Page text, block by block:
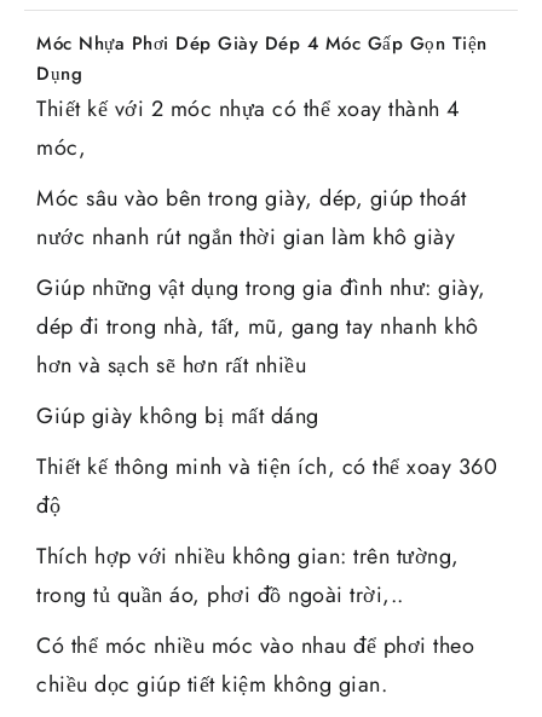
Móc Nhựa Phơi Dép Giày Dép 4 Móc Gấp Gọn Tiện
Dụng
Thiết kế với 2 móc nhựa có thể xoay thành 4
móc,
Móc sâu vào bên trong giày, dép, giúp thoát
nước nhanh rút ngắn thời gian làm khô giày
Giúp những vật dụng trong gia đình như: giày,
dép đi trong nhà, tất, mũ, gang tay nhanh khô
hơn và sạch sẽ hơn rất nhiều
Giúp giày không bị mất dáng
Thiết kế thông minh và tiện ích, có thể xoay 360
độ
Thích hợp với nhiều không gian: trên tường,
trong tủ quần áo, phơi đồ ngoài trời,..
Có thể móc nhiều móc vào nhau để phơi theo
chiều dọc giúp tiết kiệm không gian.